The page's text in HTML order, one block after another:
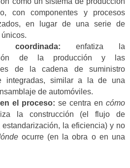
con componentes y procesos
en lugar de una serie de
coordinada: enfatiza la
de la producción y las
de la cadena de suministro
integradas, similar a la de una
de automóviles.
el proceso: se centra encómo
la construcción (el flujo de
estandarización, la eficiencia) y no
ocurre (en la obra o en una